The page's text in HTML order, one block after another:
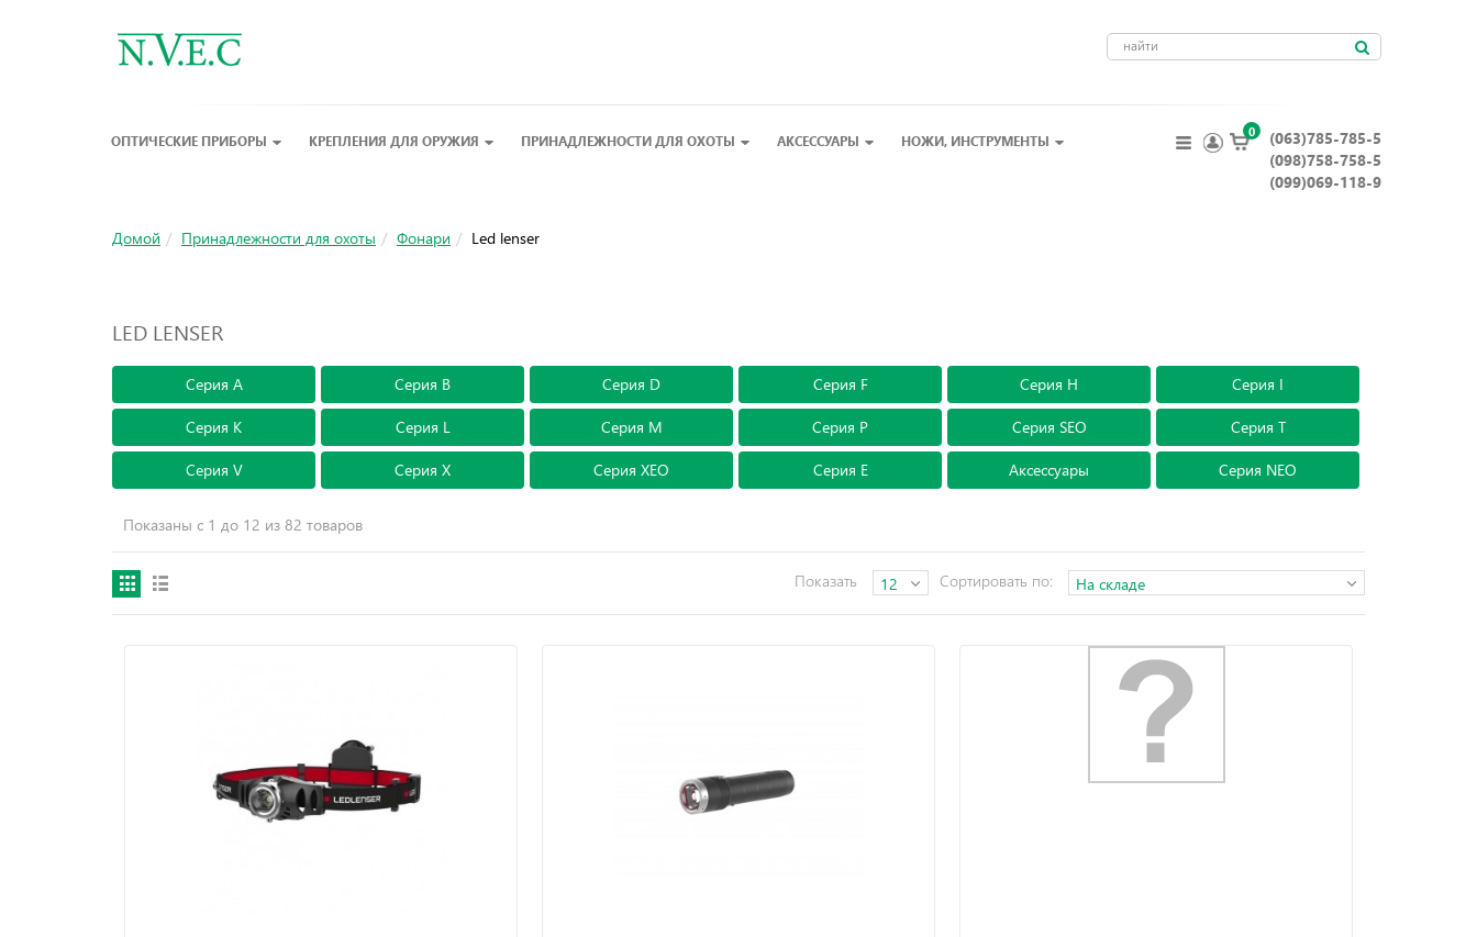
ОПТИЧЕСКИЕ ПРИБОРЫ КРЕПЛЕНИЯ ДЛЯ ОРУЖИЯ ПРИНАДЛЕЖНОСТИ ДЛЯ ОХОТЫ АКСЕССУАРЫ НОЖИ, ИНСТРУМЕНТЫ
0
(063)785-785-5
(098)758-758-5
(099)069-118-9
Домой Принадлежности для охоты Фонари Led lenser
LED LENSER
Серия А Серия B Серия D Серия F Серия H Серия I
Серия K Серия L Серия M Серия P Серия SEO Серия T
Серия V Серия X Серия XEO Серия E Аксессуары Серия NEO
Показаны с 1 до 12 из 82 товаров
Сортировать по: На складе
Показать 12